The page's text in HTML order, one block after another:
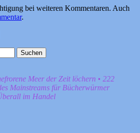
bei weiteren Kommentaren. Auch
.
Meer der Zeit löchern • 222
Mainstreams für Bücherwürmer
im Handel